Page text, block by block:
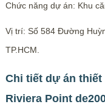
Chức năng dự án: Khu
Vị trí: Số 584 Đường
TP.HCM.
Chi tiết dự án thiết
Riviera Point